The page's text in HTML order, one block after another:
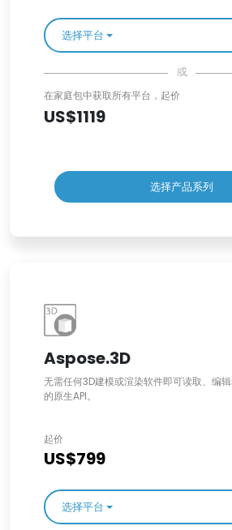
选择平台
或
在家庭包中获取所有平台，起价
US$1119
选择产品系列
Aspose.3D
无需任何3D建模或渲染软件即可读取、编
的原生API。
起价
US$799
选择平台